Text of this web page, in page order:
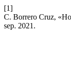
[1]
C. Borrero Cruz,
sep. 2021.